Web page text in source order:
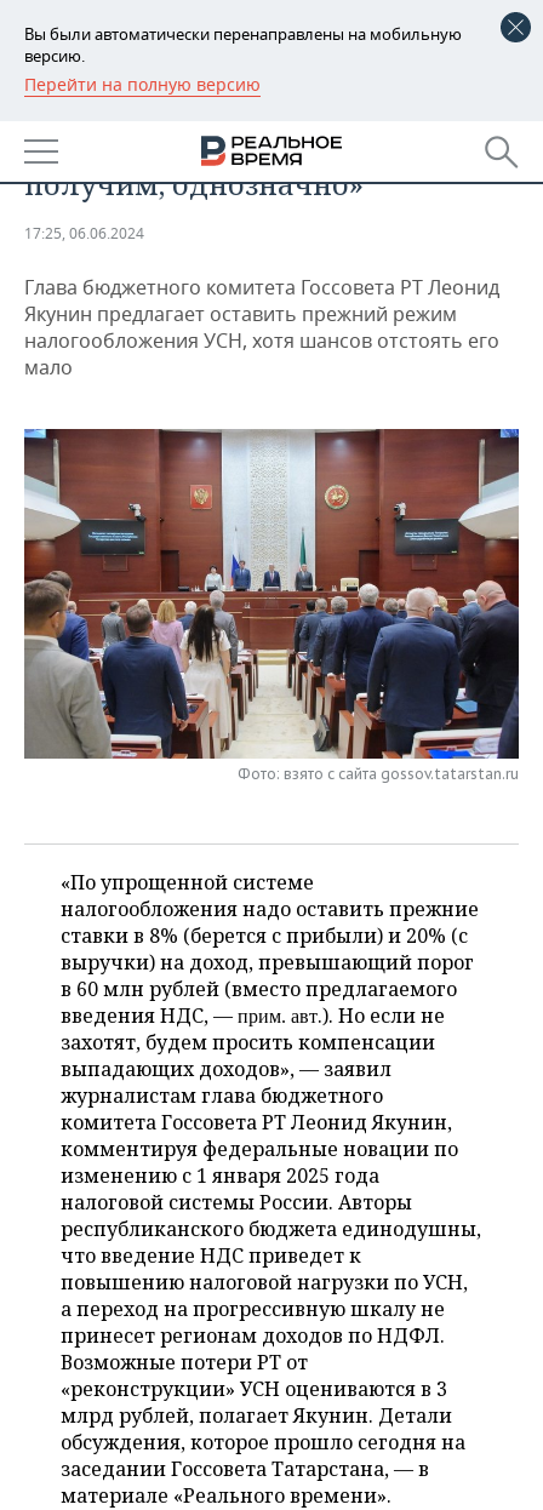
Вы были автоматически перенаправлены на мобильную
версию.
Перейти на полную версию
РЕГИОНЫ
БАШКОРТОСТАН
ТАТАРСТАН
НОВОСТИ
АНАЛИТИКА
ДЕКЛАРАЦИИ О ДОХОДАХ
КОРОЛИ ГОСЗАКАЗА ПФО
КОМУ ПРИНАДЛЕЖАТ
ТОРГОВЫЕ ЦЕНТРЫ
ТАТАРСТАНА
НОВОСТИ ЭКОНОМИКИ
ФИНАНСЫ
БЮДЖЕТ
ИНВЕСТИЦИИ
ПРОМЫШЛЕННОСТЬ
НОВОСТИ
АГРОПРОМ
МАШИНОСТРОЕНИЕ
НЕФТЕХИМИЯ
НЕФТЬ
ОПК
ЭНЕРГЕТИКА
НЕДВИЖИМОСТЬ
НОВОСТИ АВТО
БИЗНЕС
НОВОСТИ БИЗНЕСА
РОЗНИЧНАЯ ТОРГОВЛЯ
ТРАНСПОРТ
УСЛУГИ
ТЕХНОЛОГИИ
НОВОСТИ ТЕХНОЛОГИЙ
IT
МЕДИА
ТЕЛЕКОММУНИКАЦИИ
МЕРОПРИЯТИЯ
НОВОСТИ МЕРОПРИЯТИЙ
ВЫЕЗДНАЯ РЕДАКЦИЯ
БИЗНЕС-БРАНЧИ
СПОРТ
НОВОСТИ СПОРТА
ФУТБОЛ
ВОЛЕЙБОЛ
КИБЕРСПОРТ
ФИГУРНОЕ КАТАНИЕ
ВОДНЫЕ ВИДЫ СПОРТА
ХОККЕЙ С МЯЧОМ
ОБЩЕСТВО
НОВОСТИ ОБЩЕСТВА
ИСТОРИЯ
КУЛЬТУРА
МЕДИЦИНА
ОБРАЗОВАНИЕ
ПРОИСШЕСТВИЯ
ФОТОГАЛЕРЕЯ
СПИСОК ПЕРСОН
СПИСОК КОМПАНИЙ
ПОЛНАЯ ВЕРСИЯ
«Никаких допдоходов не
получим, однозначно»
17:25, 06.06.2024
Глава бюджетного комитета Госсовета РТ Леонид
Якунин предлагает оставить прежний режим
налогообложения УСН, хотя шансов отстоять его
мало
Фото: взято с сайта gossov.tatarstan.ru
«По упрощенной системе
налогообложения надо оставить прежние
ставки в 8% (берется с прибыли) и 20% (с
выручки) на доход, превышающий порог
в 60 млн рублей (вместо предлагаемого
введения НДС, — прим. авт.). Но если не
захотят, будем просить компенсации
выпадающих доходов», — заявил
журналистам глава бюджетного
комитета Госсовета РТ Леонид Якунин,
комментируя федеральные новации по
изменению с 1 января 2025 года
налоговой системы России. Авторы
республиканского бюджета единодушны,
что введение НДС приведет к
повышению налоговой нагрузки по УСН,
а переход на прогрессивную шкалу не
принесет регионам доходов по НДФЛ.
Возможные потери РТ от
«реконструкции» УСН оцениваются в 3
млрд рублей, полагает Якунин. Детали
обсуждения, которое прошло сегодня на
заседании Госсовета Татарстана, — в
материале «Реального времени».